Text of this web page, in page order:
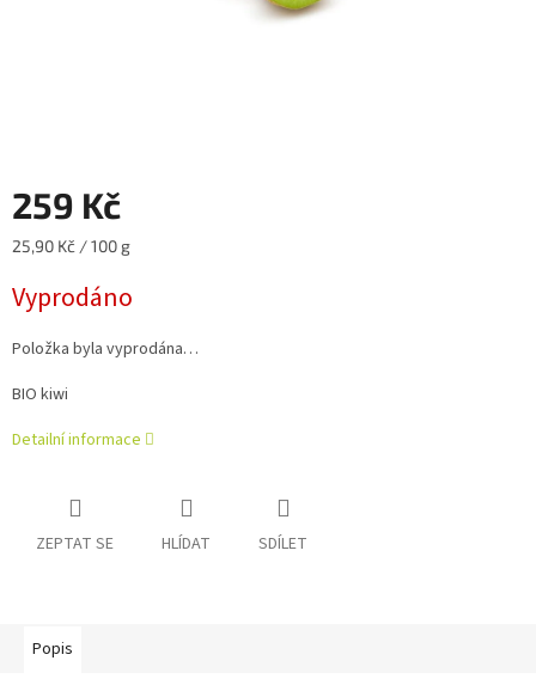
259 Kč
Měrná
25,90 Kč / 100 g
Vyprodáno
Položka byla vyprodána…
BIO kiwi
Detailní informace
ZEPTAT SE HLÍDAT SDÍLET
Popis